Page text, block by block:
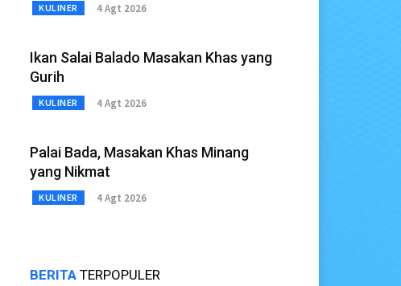
KULINER 4 Agt 2026
Ikan Salai Balado Masakan Khas yang
Gurih
KULINER 4 Agt 2026
Palai Bada, Masakan Khas Minang
yang Nikmat
KULINER 4 Agt 2026
BERITA TERPOPULER